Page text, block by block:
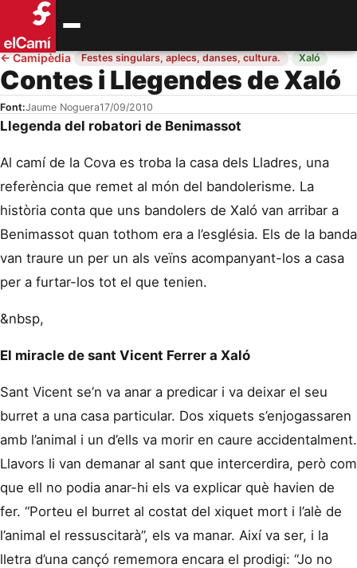
←Camipèdia· Festes singulars, aplecs, danses, cultura. · Xaló
Contes i Llegendes de Xaló
Font:Jaume Noguera17/09/2010
Llegenda del robatori de Benimassot
Al camí de la Cova es troba la casa dels Lladres, una
referència que remet al món del bandolerisme. La
història conta que uns bandolers de Xaló van arribar a
Benimassot quan tothom era a l’església. Els de la banda
van traure un per un als veïns acompanyant-los a casa
per a furtar-los tot el que tenien.
&nbsp,
El miracle de sant Vicent Ferrer a Xaló
Sant Vicent se’n va anar a predicar i va deixar el seu
burret a una casa particular. Dos xiquets s’enjogassaren
amb l’animal i un d’ells va morir en caure accidentalment.
Llavors li van demanar al sant que intercerdira, però com
que ell no podia anar-hi els va explicar què havien de
fer. “Porteu el burret al costat del xiquet mort i l’alè de
l’animal el ressuscitarà”, els va manar. Així va ser, i la
lletra d’una cançó rememora encara el prodigi: “Jo no